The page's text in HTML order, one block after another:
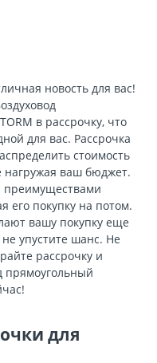
новость для вас!
в рассрочку, что
для вас. Рассрочка
стоимость
нагружая ваш бюджет.
преимуществами
его покупку на потом.
вашу покупку еще
упустите шанс. Не
рассрочку и
прямоугольный
для